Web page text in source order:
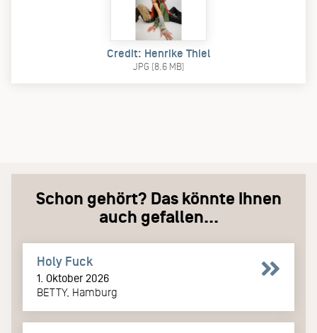
Credit: Henrike Thiel
JPG (8.6 MB)
Schon gehört? Das könnte Ihnen
auch gefallen...
Holy Fuck
1. Oktober 2026
BETTY, Hamburg